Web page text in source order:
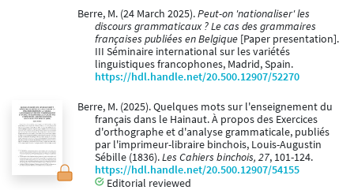
Berre, M. (24 March 2025).Peut-on 'nationaliser' les
discours grammaticaux ? Le cas des grammaires
françaises publiées en Belgique [Paper presentation].
III Séminaire international sur les variétés
linguistiques francophones, Madrid, Spain.
https://hdl.handle.net/20.500.12907/52270
Berre, M. (2025). Quelques mots sur l'enseignement du
français dans le Hainaut. À propos des Exercices
d'orthographe et d'analyse grammaticale, publiés
par l'imprimeur-libraire binchois, Louis-Augustin
Sébille (1836).Les Cahiers binchois, 27, 101-124.
https://hdl.handle.net/20.500.12907/54155
Editorial reviewed